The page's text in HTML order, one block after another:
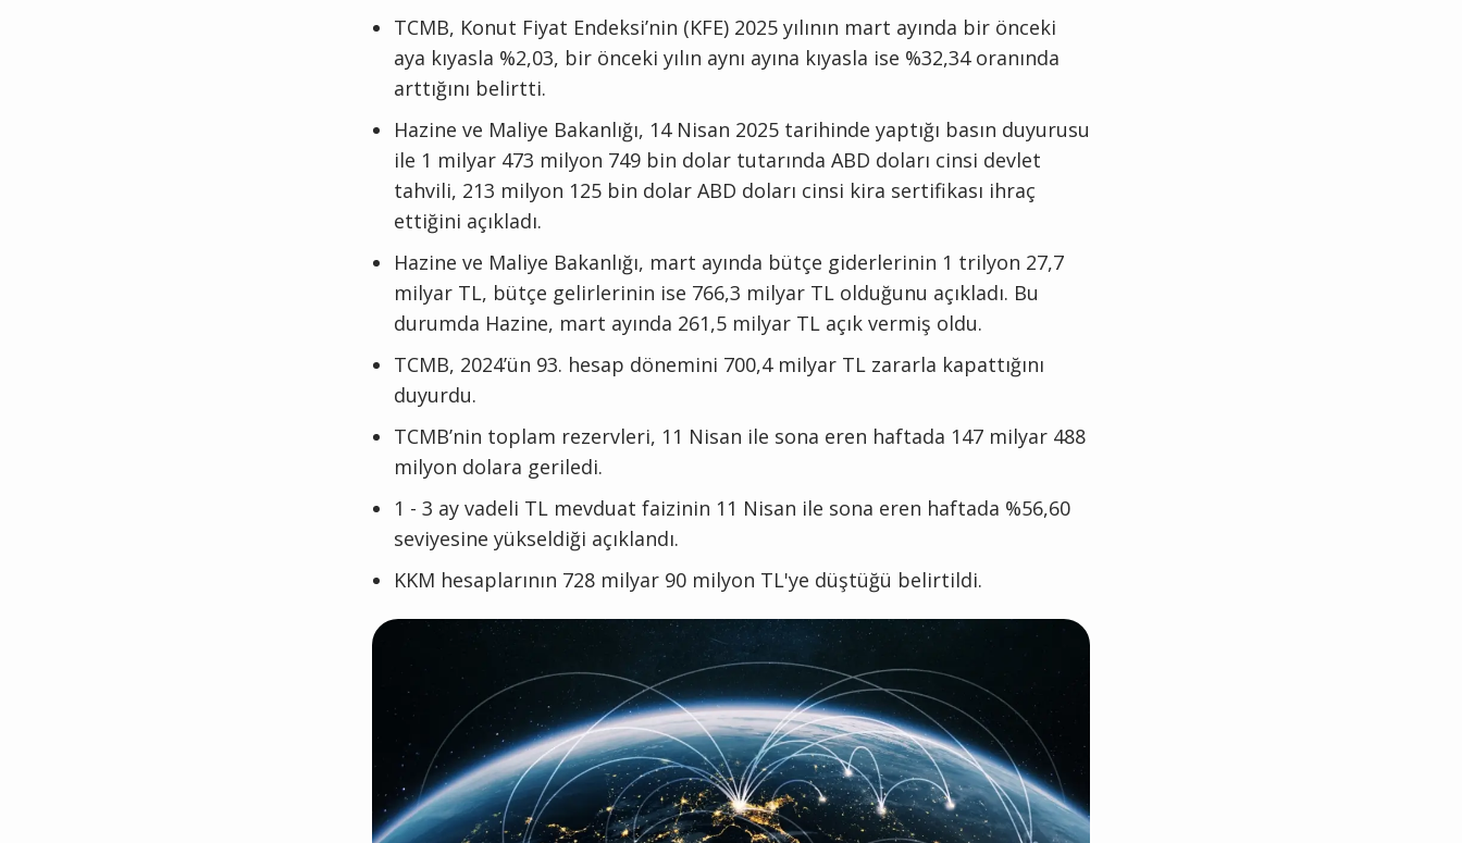
TCMB, Konut Fiyat Endeksi’nin (KFE) 2025 yılının mart ayında bir önceki
aya kıyasla %2,03, bir önceki yılın aynı ayına kıyasla ise %32,34 oranında
arttığını belirtti.
Hazine ve Maliye Bakanlığı, 14 Nisan 2025 tarihinde yaptığı basın duyurusu
ile 1 milyar 473 milyon 749 bin dolar tutarında ABD doları cinsi devlet
tahvili, 213 milyon 125 bin dolar ABD doları cinsi kira sertifikası ihraç
ettiğini açıkladı.
Hazine ve Maliye Bakanlığı, mart ayında bütçe giderlerinin 1 trilyon 27,7
milyar TL, bütçe gelirlerinin ise 766,3 milyar TL olduğunu açıkladı. Bu
durumda Hazine, mart ayında 261,5 milyar TL açık vermiş oldu.
TCMB, 2024’ün 93. hesap dönemini 700,4 milyar TL zararla kapattığını
duyurdu.
TCMB’nin toplam rezervleri, 11 Nisan ile sona eren haftada 147 milyar 488
milyon dolara geriledi.
1 - 3 ay vadeli TL mevduat faizinin 11 Nisan ile sona eren haftada %56,60
seviyesine yükseldiği açıklandı.
KKM hesaplarının 728 milyar 90 milyon TL'ye düştüğü belirtildi.